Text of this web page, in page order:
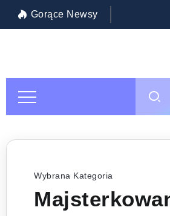
Gorące Newsy
Wybrana Kategoria